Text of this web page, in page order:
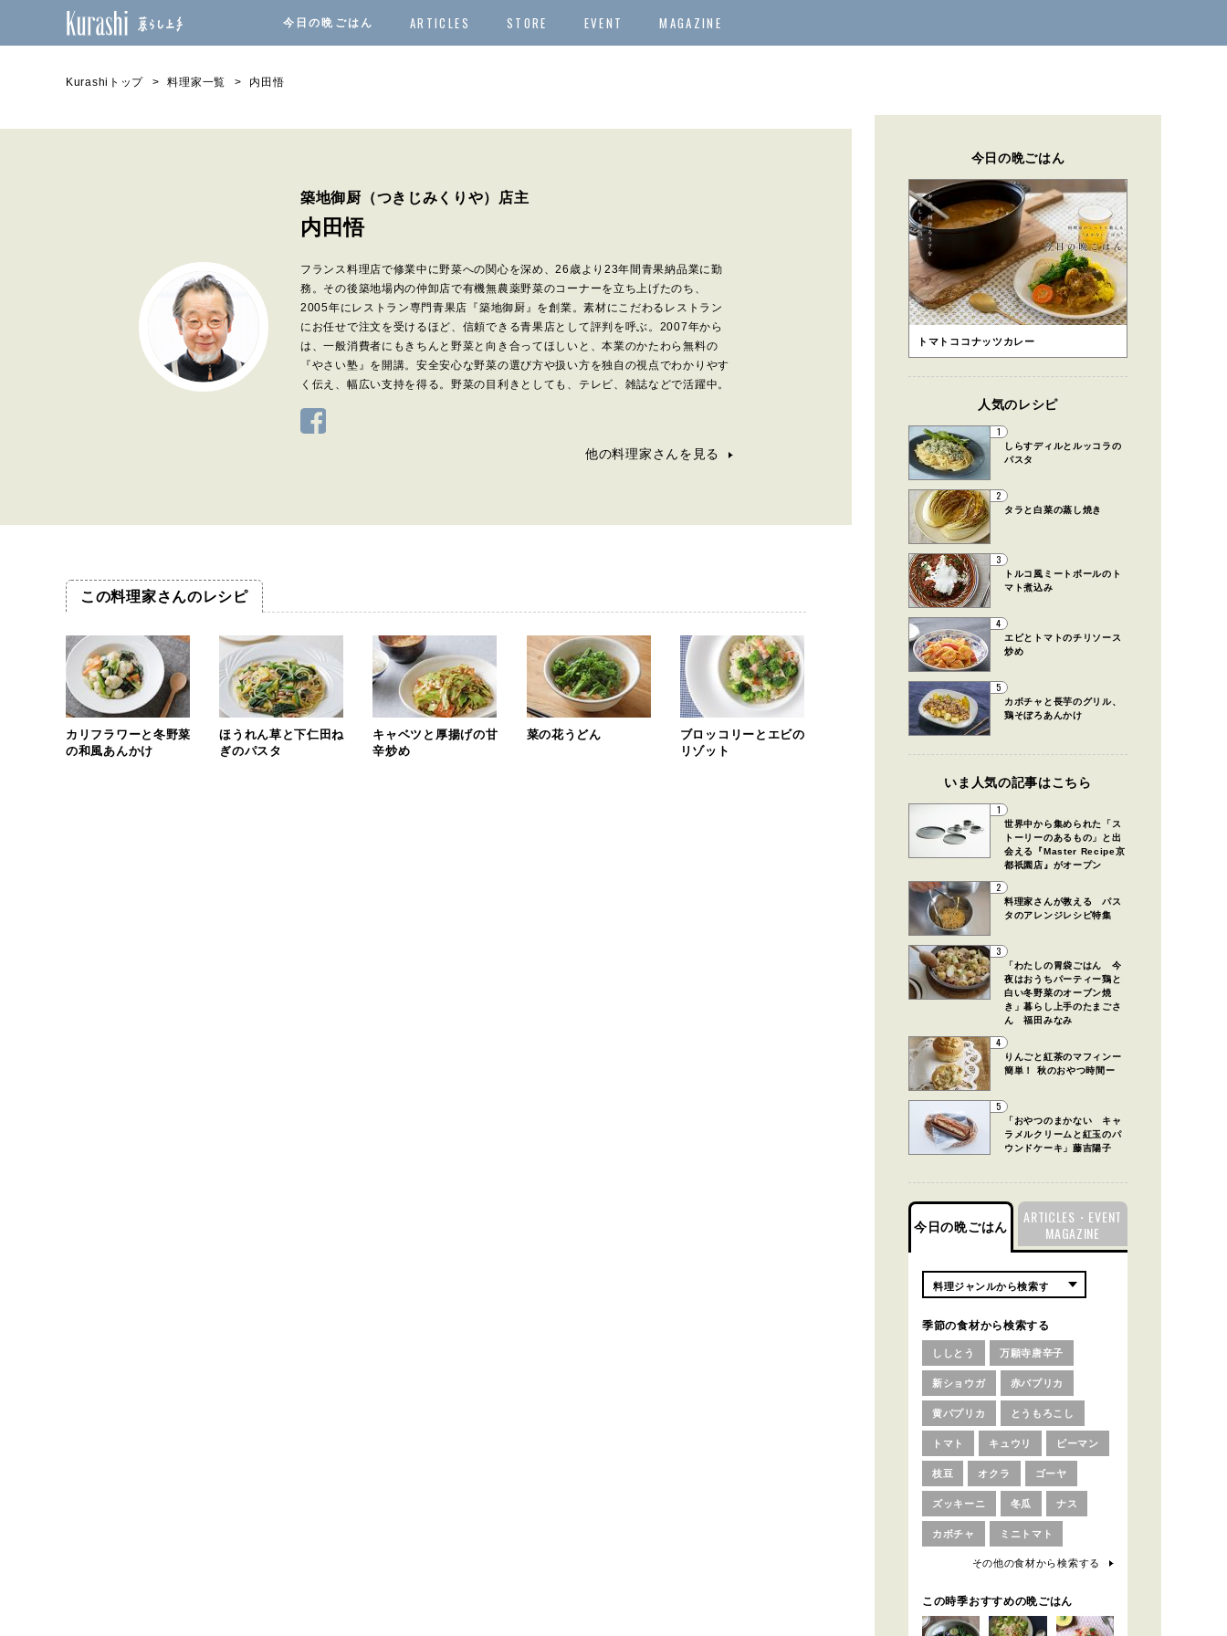
今日の晩ごはん ARTICLES STORE EVENT MAGAZINE
Kurashiトップ 料理家一覧 内田悟
築地御厨（つきじみくりや）店主
内田悟
フランス料理店で修業中に野菜への関心を深め、26歳より23年間青果納品業に勤
務。その後築地場内の仲卸店で有機無農薬野菜のコーナーを立ち上げたのち、
2005年にレストラン専門青果店『築地御厨』を創業。素材にこだわるレストラン
にお任せで注文を受けるほど、信頼できる青果店として評判を呼ぶ。2007年から
は、一般消費者にもきちんと野菜と向き合ってほしいと、本業のかたわら無料の
『やさい塾』を開講。安全安心な野菜の選び方や扱い方を独自の視点でわかりやす
く伝え、幅広い支持を得る。野菜の目利きとしても、テレビ、雑誌などで活躍中。
他の料理家さんを見る
この料理家さんのレシピ
カリフラワーと冬野菜
の和風あんかけ
ほうれん草と下仁田ね
ぎのパスタ
キャベツと厚揚げの甘
辛炒め
菜の花うどん
ブロッコリーとエビの
リゾット
今日の晩ごはん
トマトココナッツカレー
人気のレシピ
1
しらすディルとルッコラの
パスタ
2
タラと白菜の蒸し焼き
3
トルコ風ミートボールのト
マト煮込み
4
エビとトマトのチリソース
炒め
5
カボチャと長芋のグリル、
鶏そぼろあんかけ
いま人気の記事はこちら
1
世界中から集められた「ス
トーリーのあるもの」と出
会える『Master Recipe京
都祇園店』がオープン
2
料理家さんが教える パス
タのアレンジレシピ特集
3
「わたしの胃袋ごはん 今
夜はおうちパーティー鶏と
白い冬野菜のオーブン焼
き」暮らし上手のたまごさ
ん 福田みなみ
4
りんごと紅茶のマフィンー
簡単！ 秋のおやつ時間ー
5
「おやつのまかない キャ
ラメルクリームと紅玉のパ
ウンドケーキ」藤吉陽子
今日の晩ごはん
ARTICLES・EVENT
MAGAZINE
季節の食材から検索する
ししとう 万願寺唐辛子
新ショウガ 赤パプリカ
黄パプリカ とうもろこし
トマト キュウリ ピーマン
枝豆 オクラ ゴーヤ
ズッキーニ 冬瓜 ナス
カボチャ ミニトマト
その他の食材から検索する
この時季おすすめの晩ごはん